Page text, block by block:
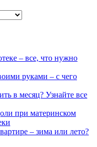
– все, что нужно
руками – с чего
в месяц? Узнайте все
при материнском
– зима или лето?